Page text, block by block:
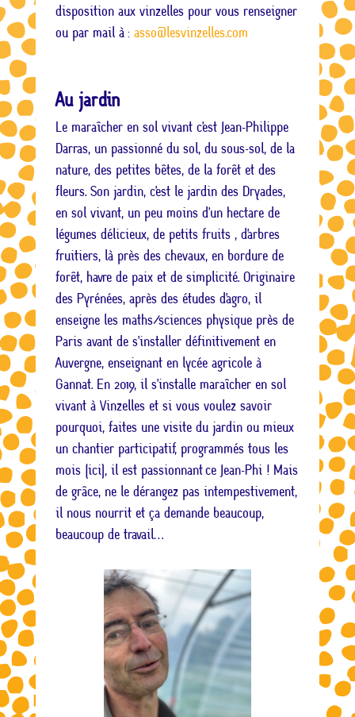
disposition aux vinzelles pour vous renseigner
ou par mail à : asso@lesvinzelles.com
Au jardin
Le maraîcher en sol vivant c’est Jean-Philippe
Darras, un passionné du sol, du sous-sol, de la
nature, des petites bêtes, de la forêt et des
fleurs. Son jardin, c’est le jardin des Dryades,
en sol vivant, un peu moins d’un hectare de
légumes délicieux, de petits fruits , d’arbres
fruitiers, là près des chevaux, en bordure de
forêt, havre de paix et de simplicité. Originaire
des Pyrénées, après des études d’agro, il
enseigne les maths/sciences physique près de
Paris avant de s’installer définitivement en
Auvergne, enseignant en lycée agricole à
Gannat. En 2019, il s’installe maraîcher en sol
vivant à Vinzelles et si vous voulez savoir
pourquoi, faites une visite du jardin ou mieux
un chantier participatif, programmés tous les
mois (ici), il est passionnant ce Jean-Phi ! Mais
de grâce, ne le dérangez pas intempestivement,
il nous nourrit et ça demande beaucoup,
beaucoup de travail…